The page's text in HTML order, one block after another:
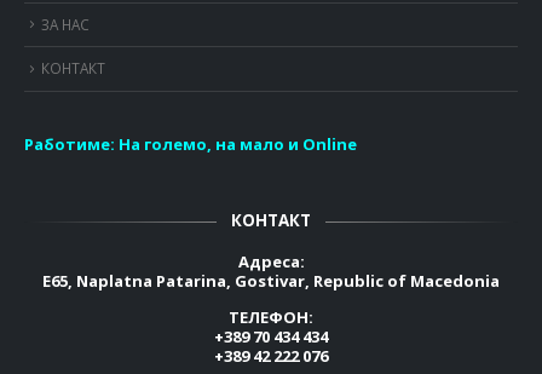
ЗА НАС
КОНТАКТ
Работиме: На големо, на мало и Online
КОНТАКТ
Адреса:
E65, Naplatna Patarina, Gostivar, Republic of Macedonia
ТЕЛЕФОН:
+389 70 434 434
+389 42 222 076